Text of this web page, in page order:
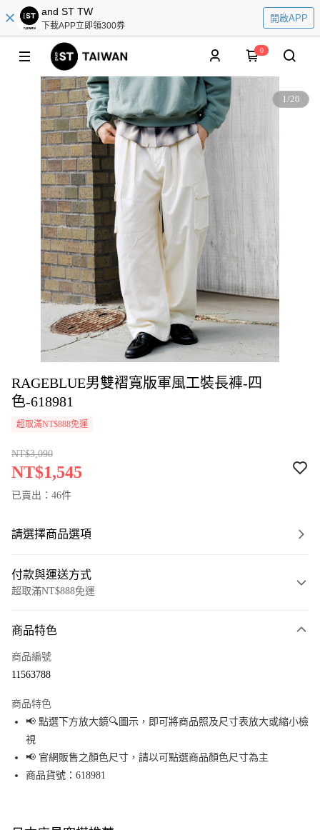
and ST TW
下載APP立即領300券
開啟APP
0
1/20
RAGEBLUE男雙褶寬版軍風工裝長褲-四
色-618981
超取滿NT$888免運
NT$3,090
NT$1,545
已賣出：46件
請選擇商品選項
付款與運送方式
超取滿NT$888免運
信用卡一次付款
Apple Pay
街口支付
悠遊付
全盈+PAY
商品特色
商品編號
11563788
商品特色
📢 點選下方放大鏡🔍圖示，即可將商品照及尺寸表放大或縮小檢
視
📢 官網販售之顏色尺寸，請以可點選商品顏色尺寸為主
商品貨號：618981